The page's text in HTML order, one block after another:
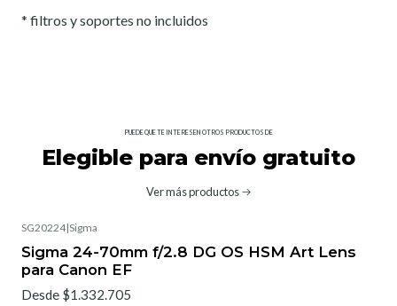
* filtros y soportes no incluidos
PUEDE QUE TE INTERESEN OTROS PRODUCTOS DE
Elegible para envío gratuito
Ver más productos
SG20224|Sigma
Sigma 24-70mm f/2.8 DG OS HSM Art Lens
para Canon EF
Desde $1.332.705